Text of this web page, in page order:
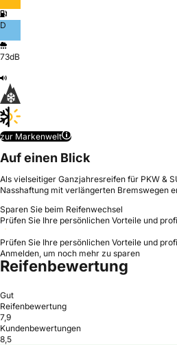
D
73dB
zur Markenwelt
Auf einen Blick
Als vielseitiger Ganzjahresreifen für PKW &
Nasshaftung mit verlängerten Bremswegen
Sparen Sie beim Reifenwechsel
Prüfen Sie Ihre persönlichen Vorteile und
Prüfen Sie Ihre persönlichen Vorteile und
Anmelden, um noch mehr zu sparen
Reifenbewertung
Gut
Reifenbewertung
7,9
Kundenbewertungen
8,5